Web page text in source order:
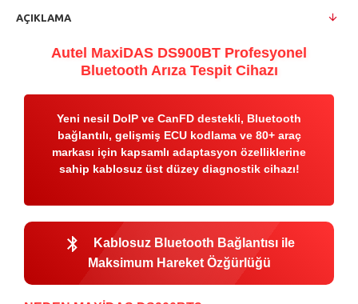
AÇIKLAMA
Autel MaxiDAS DS900BT Profesyonel
Bluetooth Arıza Tespit Cihazı
Yeni nesil DoIP ve CanFD destekli, Bluetooth
bağlantılı, gelişmiş ECU kodlama ve 80+ araç
markası için kapsamlı adaptasyon özelliklerine
sahip kablosuz üst düzey diagnostik cihazı!
bluetooth
Kablosuz Bluetooth Bağlantısı ile
Maksimum Hareket Özğürlüğü